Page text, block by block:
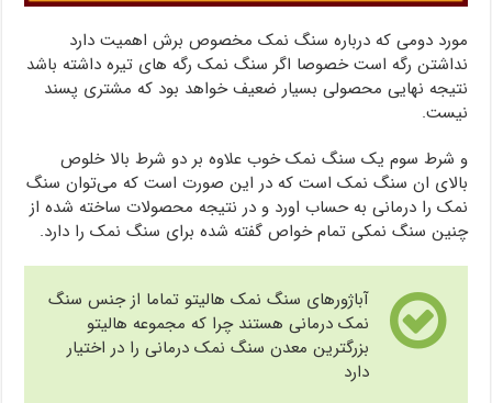
مورد دومی که درباره سنگ نمک مخصوص برش اهمیت دارد
نداشتن رگه است خصوصا اگر سنگ نمک رگه های تیره داشته باشد
نتیجه نهایی محصولی بسیار ضعیف خواهد بود که مشتری پسند
نیست.
و شرط سوم یک سنگ نمک خوب علاوه بر دو شرط بالا خلوص
بالای ان سنگ نمک است که در این صورت است که می‌توان سنگ
نمک را درمانی به حساب اورد و در نتیجه محصولات ساخته شده از
چنین سنگ نمکی تمام خواص گفته شده برای سنگ نمک را دارد.
آباژورهای سنگ نمک هالیتو تماما از جنس سنگ
نمک درمانی هستند چرا که مجموعه هالیتو
بزرگترین معدن سنگ نمک درمانی را در اختیار
دارد